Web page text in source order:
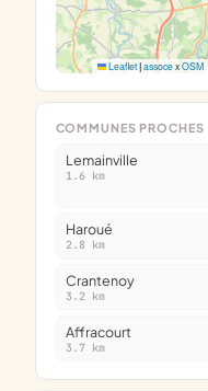
Leaflet|assocexOSM
COMMUNES PROCHES
Lemainville
1.6 km
Haroué
2.8 km
Crantenoy
3.2 km
Affracourt
3.7 km